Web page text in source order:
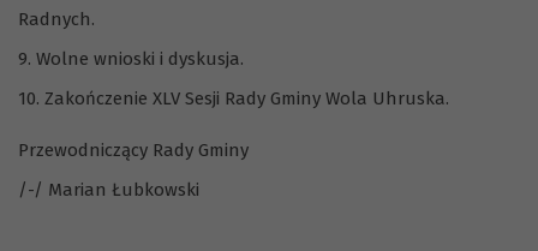
Radnych.
9. Wolne wnioski i dyskusja.
10. Zakończenie XLV Sesji Rady Gminy Wola Uhruska.
Przewodniczący Rady Gminy
/-/ Marian Łubkowski